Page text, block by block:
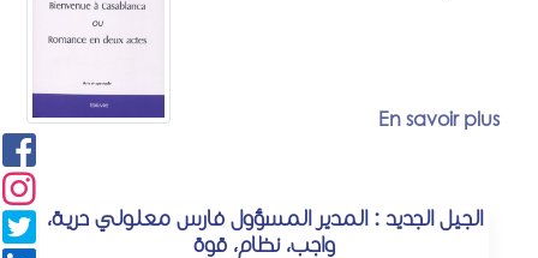
En savoir plus
الجيل الجديد : المدير المسؤول فارس معلولي حرية،
واجب، نظام، قوة